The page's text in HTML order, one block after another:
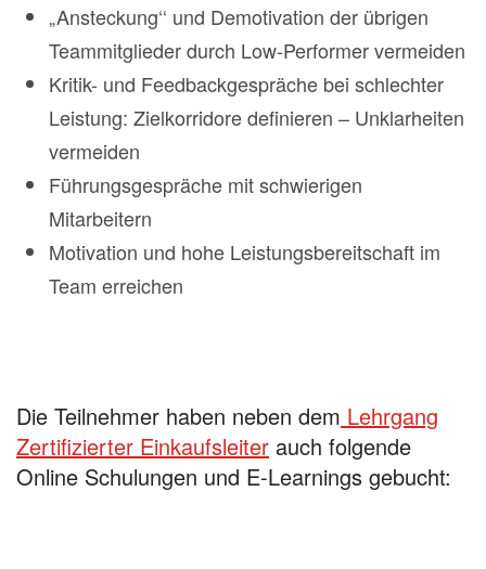
„Ansteckung‘‘ und Demotivation der übrigen
Teammitglieder durch Low-Performer vermeiden
Kritik- und Feedbackgespräche bei schlechter
Leistung: Zielkorridore definieren – Unklarheiten
vermeiden
Führungsgespräche mit schwierigen
Mitarbeitern
Motivation und hohe Leistungsbereitschaft im
Team erreichen
Die Teilnehmer haben neben dem Lehrgang
Zertifizierter Einkaufsleiter auch folgende
Online Schulungen und E-Learnings gebucht: